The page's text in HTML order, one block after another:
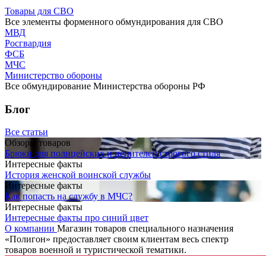
Товары для СВО
Все элементы форменного обмундирования для СВО
МВД
Росгвардия
ФСБ
МЧС
Министерство обороны
Все обмундирование Министерства обороны РФ
Блог
Все статьи
Обзоры товаров
Брюки для полицейских и ценителей строгого стиля
Интересные факты
История женской воинской службы
Интересные факты
Как попасть на службу в МЧС?
Интересные факты
Интересные факты про синий цвет
О компании Магазин товаров специального назначения
«Полигон» предоставляет своим клиентам весь спектр
товаров военной и туристической тематики.